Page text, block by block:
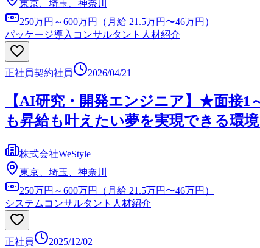
東京、埼玉、神奈川
250万円～600万円（月給 21.5万円〜46万円）
パッケージ導入コンサルタント 人材紹介
正社員契約社員 2026/04/21
【AI研究・開発エンジニア】★面接
も昇給も叶えたい夢を実現できる環境
株式会社WeStyle
東京、埼玉、神奈川
250万円～600万円（月給 21.5万円〜46万円）
システムコンサルタント 人材紹介
正社員 2025/12/02